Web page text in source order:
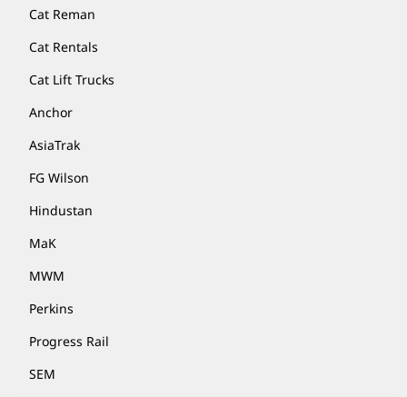
Cat Reman
Cat Rentals
Cat Lift Trucks
Anchor
AsiaTrak
FG Wilson
Hindustan
MaK
MWM
Perkins
Progress Rail
SEM